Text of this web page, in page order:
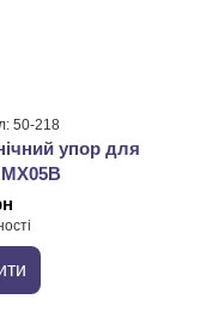
50-218
упор для
MX05B